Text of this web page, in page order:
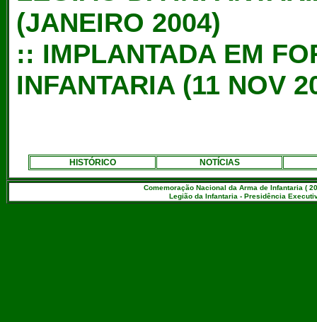
(JANEIRO 2004)
:: IMPLANTADA EM
INFANTARIA (11 NOV
HISTÓRICO NOTÍCIAS
Comemoração Nacional da Arma de Infantaria (
Legião da Infantaria - Presidência